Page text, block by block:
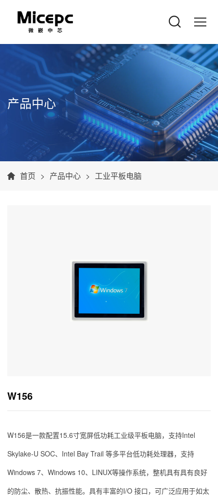
产品中心
首页 产品中心 工业平板电脑
W156
W156是一款配置15.6寸宽屏低功耗工业级平板电脑，支持Intel
Skylake-U SOC、Intel Bay Trail 等多平台低功耗处理器，支持
Windows 7、Windows 10、LINUX等操作系统，整机具有具有良好
的防尘、散热、抗振性能。具有丰富的I/O 接口，可广泛应用于如太